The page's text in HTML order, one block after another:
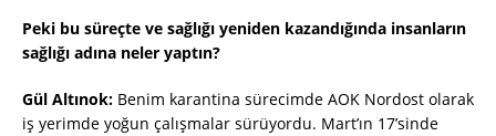
Peki bu süreçte ve sağlığı yeniden kazandığında insanların
sağlığı adına neler yaptın?
Gül Altınok: Benim karantina sürecimde AOK Nordost olarak
iş yerimde yoğun çalışmalar sürüyordu. Mart’ın 17’sinde